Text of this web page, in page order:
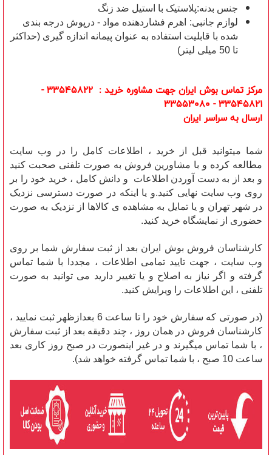
جنس بدنه:پلاستیک با استیل ضد زنگ
لوازم جانبی: اهرم فشاردهنده مواد - درپوش درجه بندی
شده با قابلیت استفاده به عنوان پیمانه اندازه گیری (حداکثر
تا 50 میلی ليتر)
مرکز تماس بوش ایران جهت مشاوره خرید : 33545822 -
33545821 - 33553080
ارسال به سراسر ایران
شما میتوانید قبل از خرید ، اطلاعات کامل را در وب سایت
مطالعه کرده و با مشاورین فروش به صورت تلفنی صحبت کنید
و بعد از به دست آوردن اطلاعات و دانش کامل ، خرید خود را بر
روی وب سایت نهایی کنید.و یا اینکه در صورت دسترسی نزدیک
در شهر تهران و یا تمایل به مشاهده ی کالاها از نزدیک به صورت
حضوری از نمایشگاه خرید کنید.
کارشناسان فروش بوش ایران بعد از ثبت سفارش شما بر روی
وب سایت ، جهت تایید تمامی اطلاعات ، مجددا با شما تماس
گرفته و اگر نیاز به اصلاح و یا تغییر دارید می توانید به صورت
تلفنی ، این اطلاعات را ویرایش کنید.
(در صورتی که سفارش خود را تا ساعت 6 بعدازظهر ثبت نمایید ،
کارشناسان فروش در همان روز ، چند دقیقه بعد از ثبت سفارش
، با شما تماس میگیرند و در غیر اینصورت در صبح روز کاری بعد
ساعت 10 صبح ، با شما تماس گرفته خواهد شد).